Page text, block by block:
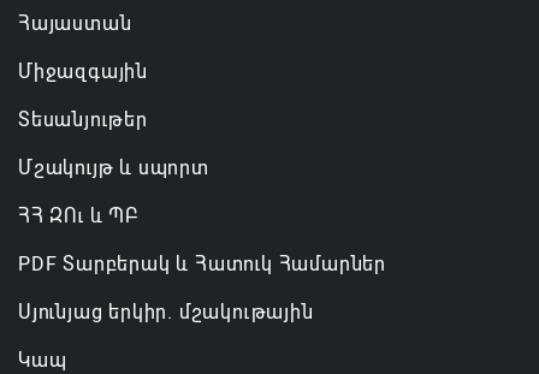
Հայաստան
Միջազգային
Տեսանյութեր
Մշակույթ և սպորտ
ՀՀ ԶՈւ և ՊԲ
PDF Տարբերակ և Հատուկ Համարներ
Սյունյաց երկիր. մշակութային
Կապ